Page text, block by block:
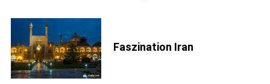
Faszination Iran